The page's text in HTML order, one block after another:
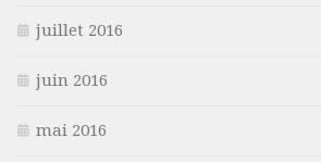
juillet 2016
juin 2016
mai 2016